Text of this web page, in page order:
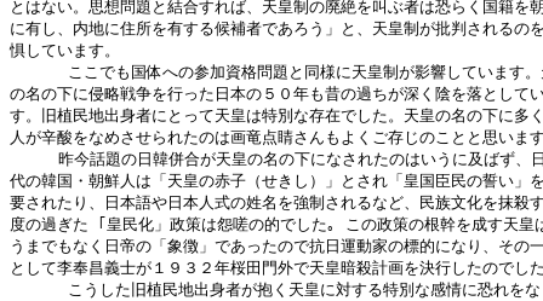
とはない。思想問題と結合すれば、天皇制の廃絶を叫ぶ者は恐らく国籍を
に有し、内地に住所を有する候補者であろう」と、天皇制が批判されるの
惧しています。
ここでも国体への参加資格問題と同様に天皇制が影響しています
の名の下に侵略戦争を行った日本の５０年も昔の過ちが深く陰を落として
す。旧植民地出身者にとって天皇は特別な存在でした。天皇の名の下に多
人が辛酸をなめさせられたのは画竜点睛さんもよくご存じのことと思いま
昨今話題の日韓併合が天皇の名の下になされたのはいうに及ばず、
代の韓国・朝鮮人は「天皇の赤子（せきし）」とされ「皇国臣民の誓い」
要されたり、日本語や日本人式の姓名を強制されるなど、民族文化を抹殺
度の過ぎた ｢皇民化」政策は怨嗟の的でした｡ この政策の根幹を成す天皇
うまでもなく日帝の「象徴」であったので抗日運動家の標的になり、その
として李奉昌義士が１９３２年桜田門外で天皇暗殺計画を決行したのでし
こうした旧植民地出身者が抱く天皇に対する特別な感情に恐れを